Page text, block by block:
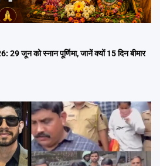
जून को स्नान पूर्णिमा, जानें क्यों 15 दिन बीमार